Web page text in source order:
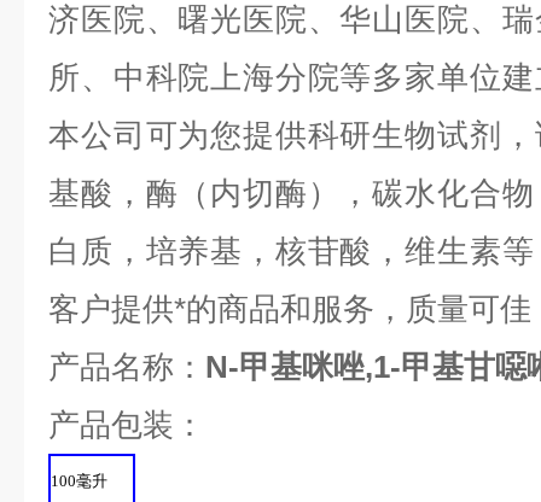
济医院、曙光医院、华山医院、
所、中科院上海分院等多家单位
本公司可为您提供科研生物试剂
基酸，酶（内切酶），碳水化合
白质，培养基，核苷酸，维生素
客户提供*的商品和服务，质量可
产品名称： N-甲基咪唑,1-甲基甘噁
产品包装：
100毫升